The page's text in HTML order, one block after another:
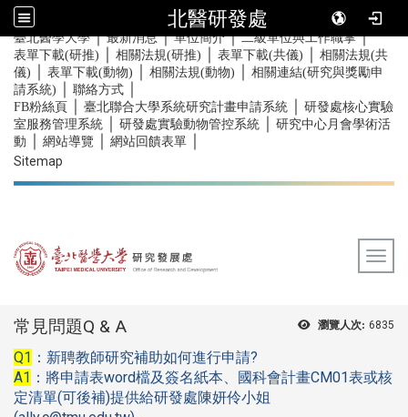
北醫研發處
::: 臺北醫學大學｜最新消息｜單位簡介｜二級單位與工作職掌｜
表單下載(研推) 相關法規(研推) 表單下載(共儀)
相關法規(共
儀)
表單下載(動物) 相關法規(動物)
相關連結(研究與獎勵申
請系統)
聯絡方式
FB粉絲頁 臺北聯合大學系統研究計畫申請系統
研發處核心實驗
室服務管理系統
研發處實驗動物管控系統
研究中心月會學術活
動
網站導覽 網站回饋表單
Sitemap
瀏覽人次: 6835
常見問題Q & A
Q1 ：新聘教師研究補助如何進行申請?
A1 ：將申請表word檔及簽名紙本、國科會計畫CM01表或核
定清單(可後補)提供給研發處陳妍伶小姐